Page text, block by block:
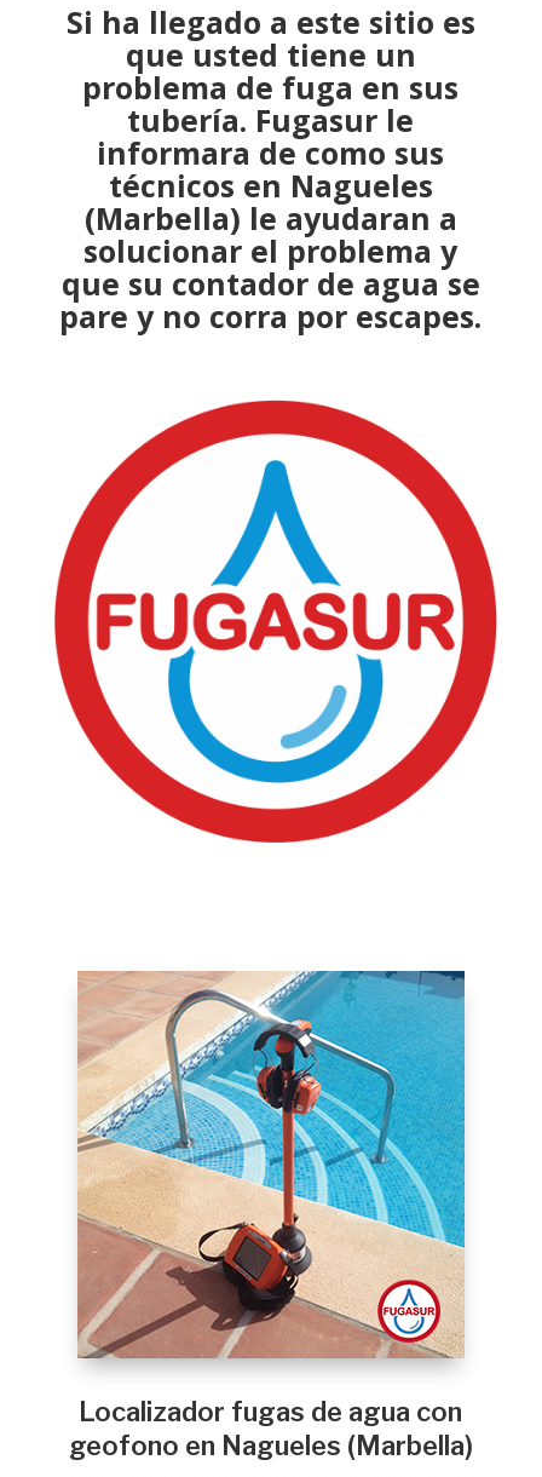
Si ha llegado a este sitio es
que usted tiene un
problema de fuga en sus
tubería. Fugasur le
informara de como sus
técnicos en Nagueles
(Marbella) le ayudaran a
solucionar el problema y
que su contador de agua se
pare y no corra por escapes.
Localizador fugas de agua con
geofono en Nagueles (Marbella)